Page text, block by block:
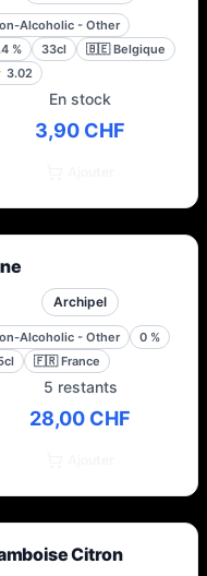
Alcoholic - Other
% 33cl 🇧🇪 Belgique
3.02
En stock
3,90 CHF
Archipel
Alcoholic - Other 0 %
🇫🇷 France
5 restants
28,00 CHF
Citron